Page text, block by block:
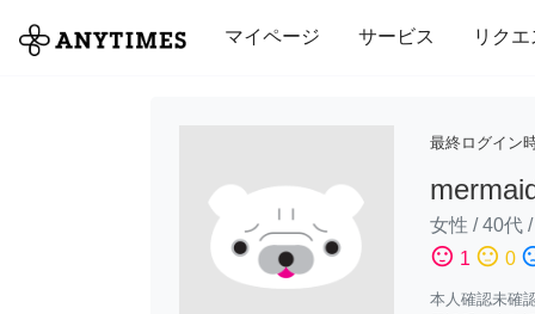
マイページ サービス リクエ
全て 修理・組立 家事 引っ越し
最終ログイン
女性 /40代 /
sentiment_satisfied 1 sentiment_neutral 0
本人確認未確